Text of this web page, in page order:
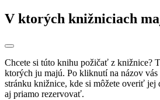
V ktorých knižniciach
Chcete si túto knihu požičať z knižnice?
ktorých ju majú. Po kliknutí na názov vás
stránku knižnice, kde si môžete overiť jej
aj priamo rezervovať.